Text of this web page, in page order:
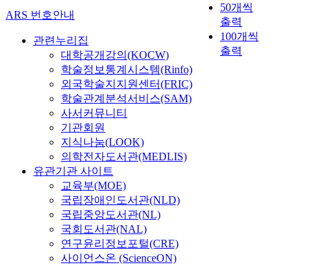
50개씩
출력
100개씩
출력
ARS 번호안내
관련누리집
대학공개강의(KOCW)
학술정보통계시스템(Rinfo)
외국학술지지원센터(FRIC)
학술관계분석서비스(SAM)
사서커뮤니티
기관회원
지식나눔(LOOK)
의학전자도서관(MEDLIS)
유관기관 사이트
교육부(MOE)
국립장애인도서관(NLD)
국립중앙도서관(NL)
국회도서관(NAL)
연구윤리정보포털(CRE)
사이언스온 (ScienceON)